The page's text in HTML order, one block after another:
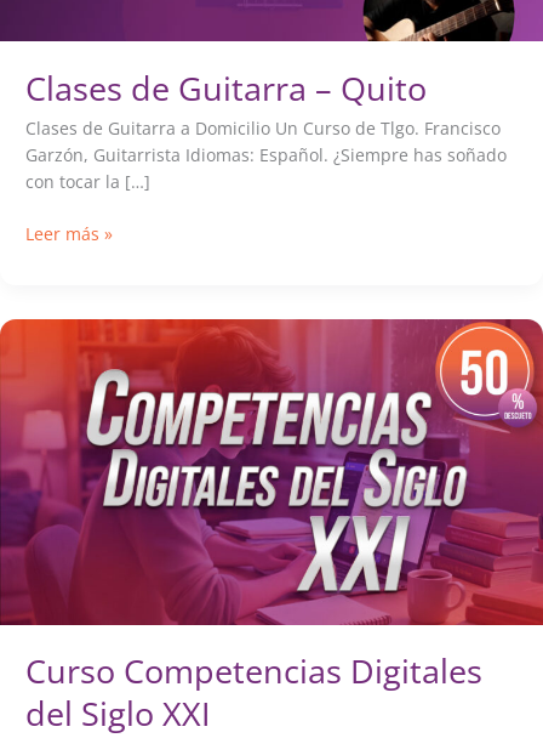
Clases de Guitarra – Quito
Clases de Guitarra a Domicilio Un Curso de Tlgo. Francisco
Garzón, Guitarrista Idiomas: Español. ¿Siempre has soñado
con tocar la […]
Clases
Leer más »
Curso Competencias Digitales
del Siglo XXI